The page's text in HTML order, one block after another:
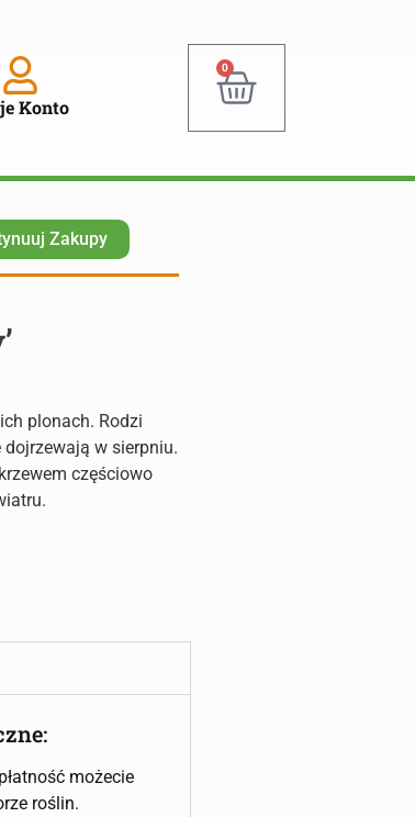
Konto
0
Zakupy
plonach. Rodzi
dojrzewają w sierpniu.
częściowo
możecie
roślin.